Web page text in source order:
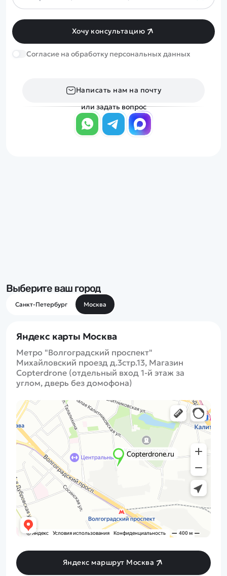
Хочу консультацию
Cогласие на обработку персональных данных
Написать нам на почту
или задать вопрос
Выберите ваш город
Санкт-Петербург Москва
Яндекс карты Москва
Метро "Волгоградский проспект"
Михайловский проезд д.3стр.13, Магазин
Copterdrone (отдельный вход 1-й этаж за
углом, дверь без домофона)
Яндекс маршрут Москва
Дополнительный способ связи
WhatsApp/Мобильный
Есть вопрос? Можем связаться с вами
Наши соцсети:
Сборные модели
Детские электромобили
Конструкторы
Запчасти для моделей
Покупка в кредит
Отследить заказ
Оплата на сайте